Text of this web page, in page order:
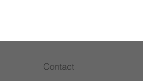
Contact